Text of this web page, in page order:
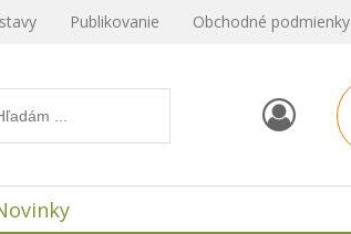
Publikovanie Obchodné podmienky